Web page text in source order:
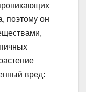
поэтому он
вред: